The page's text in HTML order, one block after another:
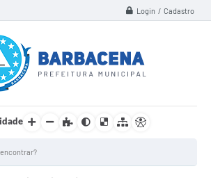
Login / Cadastro